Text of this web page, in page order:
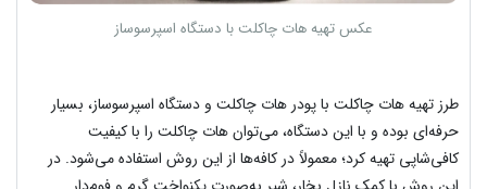
عکس تهیه هات چاکلت با دستگاه اسپرسوساز
طرز تهیه هات چاکلت با پودر هات چاکلت و دستگاه اسپرسوساز، بسیار
حرفه‌‌ای بوده و با این دستگاه، می‌توان هات چاکلت را با کیفیت
کافی‌شاپی تهیه کرد؛ معمولاً در کافه‌ها از این روش استفاده می‌شود. در